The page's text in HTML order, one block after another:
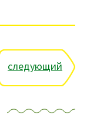
следующий